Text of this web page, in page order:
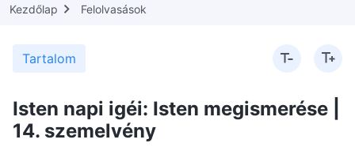
Kezdőlap Felolvasások
Tartalom
Isten napi igéi: Isten megismerése |
14. szemelvény